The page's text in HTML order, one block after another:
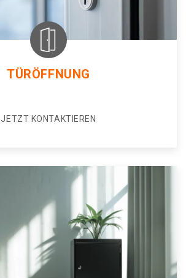
TÜRÖFFNUNG
JETZT KONTAKTIEREN